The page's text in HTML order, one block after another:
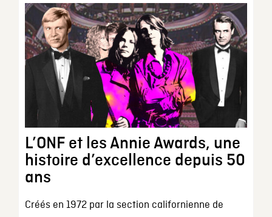
L’ONF et les Annie Awards, une
histoire d’excellence depuis 50
ans
Créés en 1972 par la section californienne de